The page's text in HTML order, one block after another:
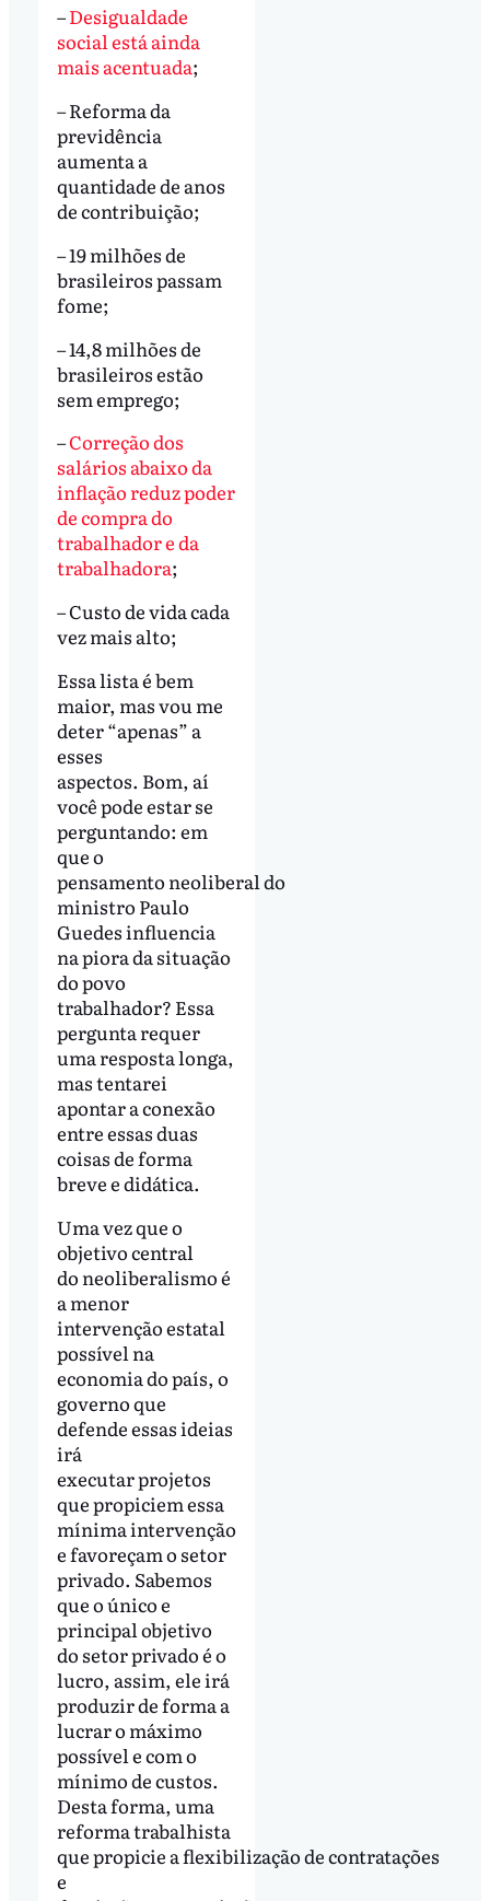
–Desigualdade
social está ainda
mais acentuada;
– Reforma da
previdência
aumenta a
quantidade de anos
de contribuição;
– 19 milhões de
brasileiros passam
fome;
– 14,8 milhões de
brasileiros estão
sem emprego;
–Correção dos
salários abaixo da
inflação reduz poder
de compra do
trabalhador e da
trabalhadora;
– Custo de vida cada
vez mais alto;
Essa lista é bem
maior, mas vou me
deter “apenas” a
esses
aspectos. Bom, aí
você pode estar se
perguntando: em
que o
pensamento neoliberal do
ministro Paulo
Guedes influencia
na piora da situação
do povo
trabalhador? Essa
pergunta requer
uma resposta longa,
mas tentarei
apontar a conexão
entre essas duas
coisas de forma
breve e didática.
Uma vez que o
objetivo central
do neoliberalismo é
a menor
intervenção estatal
possível na
economia do país, o
governo que
defende essas ideias
irá
executar projetos
que propiciem essa
mínima intervenção
e favoreçam o setor
privado. Sabemos
que o único e
principal objetivo
do setor privado é o
lucro, assim, ele irá
produzir de forma a
lucrar o máximo
possível e com o
mínimo de custos.
Desta forma, uma
reforma trabalhista
que propicie a flexibilização de contratações
e